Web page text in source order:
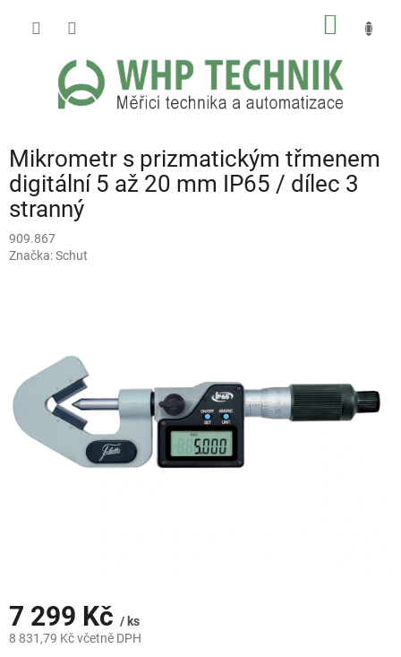
Mikrometr s prizmatickým třmenem
digitální 5 až 20 mm IP65 / dílec 3
stranný
909.867
Značka:Schut
7 299 Kč / ks
8 831,79 Kč včetně DPH